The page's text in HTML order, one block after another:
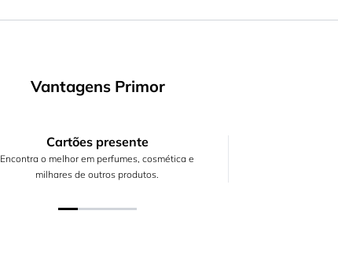
Vantagens Primor
Cartões presente
Encontra o melhor em perfumes, cosmética e
milhares de outros produtos.